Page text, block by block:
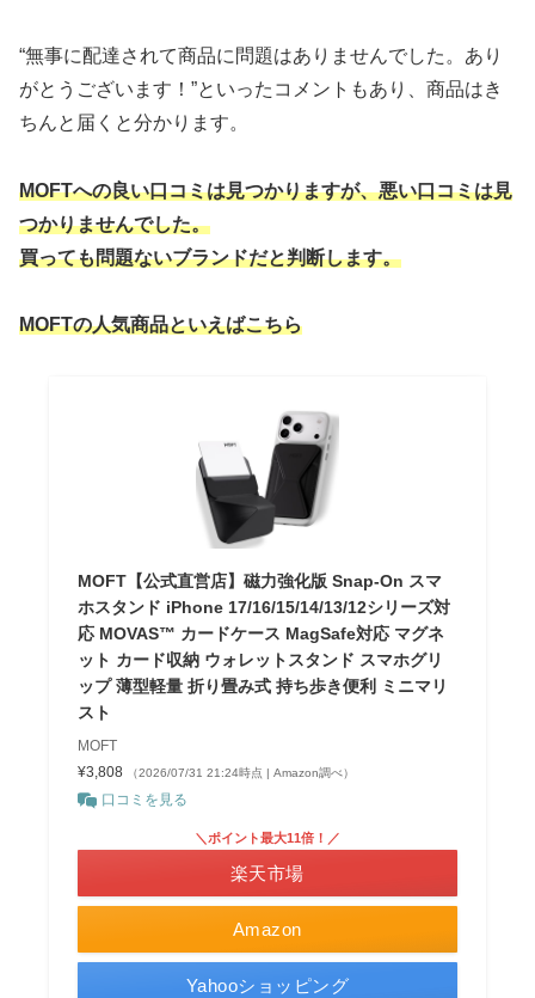
“無事に配達されて商品に問題はありませんでした。あり
がとうございます！”といったコメントもあり、商品はき
ちんと届くと分かります。
MOFTへの良い口コミは見つかりますが、悪い口コミは見
つかりませんでした。
買っても問題ないブランドだと判断します。
MOFTの人気商品といえばこちら
MOFT【公式直営店】磁力強化版 Snap-On スマ
ホスタンド iPhone 17/16/15/14/13/12シリーズ対
応 MOVAS™ カードケース MagSafe対応 マグネ
ット カード収納 ウォレットスタンド スマホグリ
ップ 薄型軽量 折り畳み式 持ち歩き便利 ミニマリ
スト
MOFT
¥3,808
（2026/07/31 21:24時点 | Amazon調べ）
口コミを見る
Amazon
＼ポイント最大11倍！／
楽天市場
Yahooショッピング